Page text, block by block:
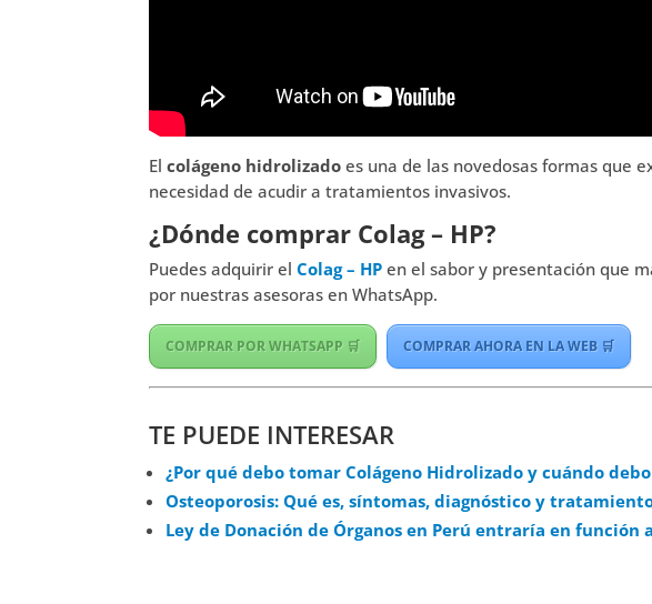
Elcolágeno hidrolizado es una de las novedosas formas que
necesidad de acudir a tratamientos invasivos.
¿Dónde comprar Colag – HP?
Puedes adquirir elColag – HP en el sabor y presentación que
por nuestras asesoras en WhatsApp.
COMPRAR POR WHATSAPP 🛒 COMPRAR AHORA EN LA WEB 🛒
TE PUEDE INTERESAR
¿Por qué debo tomar Colágeno Hidrolizado y cuándo
Osteoporosis: Qué es, síntomas, diagnóstico y
Ley de Donación de Órganos en Perú entraría en función